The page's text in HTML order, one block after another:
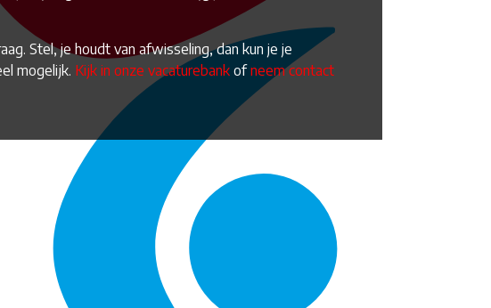
Stel, je houdt van afwisseling, dan kun je je
mogelijk. Kijk in onze vacaturebank ofneem contact